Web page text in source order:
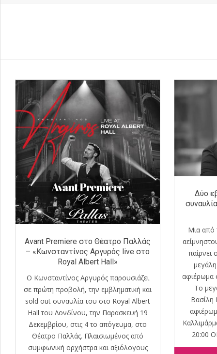
Avant Premiere στο Θέατρο Παλλάς
– «Κωνσταντίνος Αργυρός live στο
Royal Albert Hall»
Ο Κωνσταντίνος Αργυρός παρουσιάζει
σε πρώτη προβολή, την εμβληματική και
sold out συναυλία του στο Royal Albert
Hall του Λονδίνου, την Παρασκευή 19
Δεκεμβρίου, στις 4 το απόγευμα, στο
Θέατρο Παλλάς. Πλαισιωμένος από
συμφωνική ορχήστρα και αξιόλογους
Δύο
Μια από
παίρνει
αφιέρωμα
Το
Βασίλη
20:00